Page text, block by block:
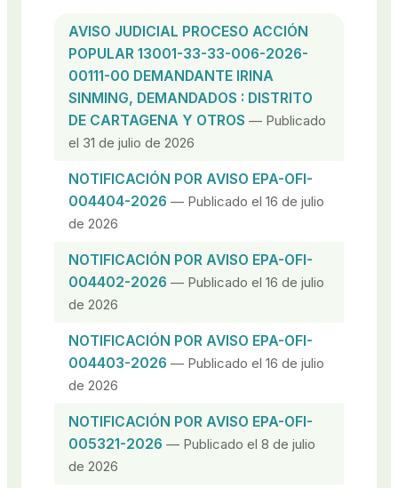
AVISO JUDICIAL PROCESO ACCIÓN
POPULAR 13001-33-33-006-2026-
00111-00 DEMANDANTE IRINA
SINMING, DEMANDADOS : DISTRITO
DE CARTAGENA Y OTROS — Publicado
el 31 de julio de 2026
NOTIFICACIÓN POR AVISO EPA-OFI-
004404-2026 — Publicado el 16 de julio
de 2026
NOTIFICACIÓN POR AVISO EPA-OFI-
004402-2026 — Publicado el 16 de julio
de 2026
NOTIFICACIÓN POR AVISO EPA-OFI-
004403-2026 — Publicado el 16 de julio
de 2026
NOTIFICACIÓN POR AVISO EPA-OFI-
005321-2026 — Publicado el 8 de julio
de 2026